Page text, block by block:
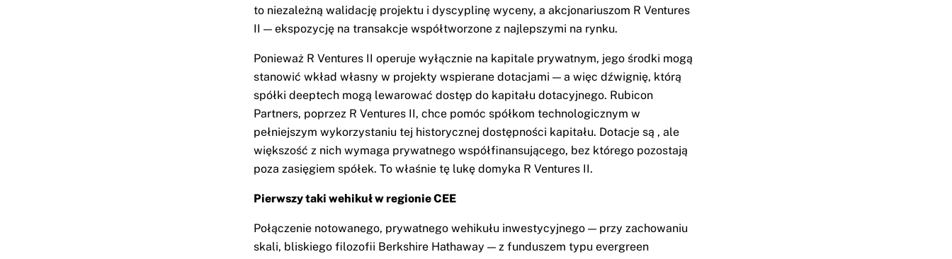
to niezależną walidację projektu i dyscyplinę wyceny, a akcjonariuszom R Ventures
II — ekspozycję na transakcje współtworzone z najlepszymi na rynku.
Ponieważ R Ventures II operuje wyłącznie na kapitale prywatnym, jego środki mogą
stanowić wkład własny w projekty wspierane dotacjami — a więc dźwignię, którą
spółki deeptech mogą lewarować dostęp do kapitału dotacyjnego. Rubicon
Partners, poprzez R Ventures II, chce pomóc spółkom technologicznym w
pełniejszym wykorzystaniu tej historycznej dostępności kapitału. Dotacje są , ale
większość z nich wymaga prywatnego współfinansującego, bez którego pozostają
poza zasięgiem spółek. To właśnie tę lukę domyka R Ventures II.
Pierwszy taki wehikuł w regionie CEE
Połączenie notowanego, prywatnego wehikułu inwestycyjnego — przy zachowaniu
skali, bliskiego filozofii Berkshire Hathaway — z funduszem typu evergreen